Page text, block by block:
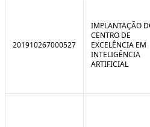
201910267000527
IMPLANTAÇÃO
CENTRO DE
EXCELÊNCIA EM
INTELIGÊNCIA
ARTIFICIAL